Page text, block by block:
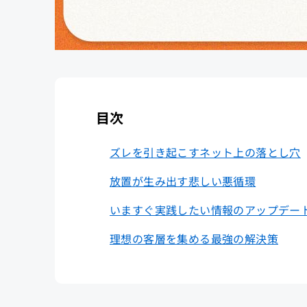
目次
ズレを引き起こすネット上の落とし穴
放置が生み出す悲しい悪循環
いますぐ実践したい情報のアップデー
理想の客層を集める最強の解決策